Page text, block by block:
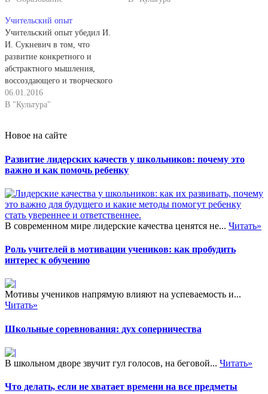
прочитанного близко к тексту.
При этом она стремилась
сочетать ответы с
использованием
дополнительной литературы с
ответами по изложению
учителя. Наиболее слабым
ученикам давались задания
рассказов и книг наиболее…
Учительский опыт
Учительский опыт убедил И.
И. Сукневич в том, что
развитие конкретного и
абстрактного мышления,
воссоздающего и творческого
воображения необходимо
специально планировать и
внеурочное время. Она учила
анализировать, сравнивать,
конкретизировать и обобщать
образно изучаемые факты. В
результате развитие
познавательных
возможностей
продвигалось…
06.01.2016
В "Культура"
Новое на сайте
Развитие лидерских качеств у школьников: почему это
важно и как помочь ребенку
В современном мире лидерские качества ценятся не... Читать»
Роль учителей в мотивации учеников: как пробудить
интерес к обучению
Мотивы учеников напрямую влияют на успеваемость и...
Читать»
Школьные соревнования: дух соперничества
В школьном дворе звучит гул голосов, на беговой... Читать»
Что делать, если не хватает времени на все предметы